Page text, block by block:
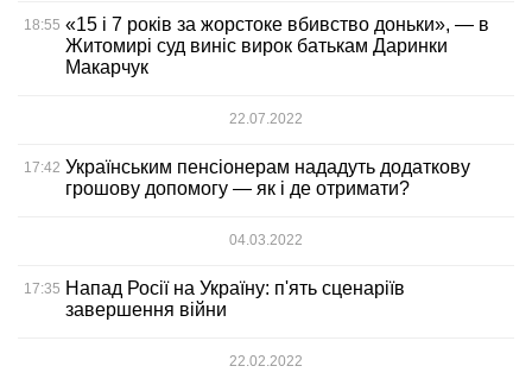
18:55 «15 і 7 років за жорстоке вбивство доньки», — в
Житомирі суд виніс вирок батькам Даринки
Макарчук
22.07.2022
17:42 Українським пенсіонерам нададуть додаткову
грошову допомогу — як і де отримати?
04.03.2022
17:35 Напад Росії на Україну: п'ять сценаріїв
завершення війни
22.02.2022